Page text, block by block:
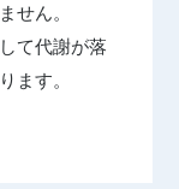
せん。
て代謝が落
ます。